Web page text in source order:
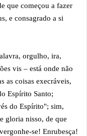
que começou a fazer
e consagrado a si
orgulho, ira,
vis – está onde não
as coisas execráveis,
Espírito Santo;
do Espírito"; sim,
gloria nisso, de que
se! Enrubesça!